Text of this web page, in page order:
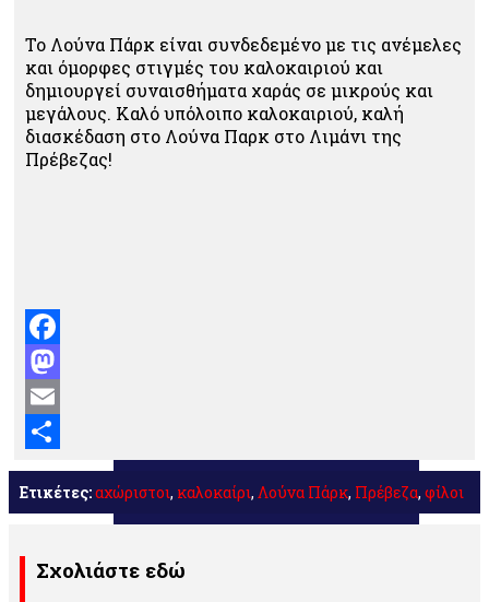
Το Λούνα Πάρκ είναι συνδεδεμένο με τις ανέμελες
και όμορφες στιγμές του καλοκαιριού και
δημιουργεί συναισθήματα χαράς σε μικρούς και
μεγάλους. Καλό υπόλοιπο καλοκαιριού, καλή
διασκέδαση στο Λούνα Παρκ στο Λιμάνι της
Πρέβεζας!
Facebook
Mastodon
Email
Μοιραστείτε
Ετικέτες:αχώριστοι, καλοκαίρι, Λούνα Πάρκ, Πρέβεζα, φίλοι
Σχολιάστε εδώ